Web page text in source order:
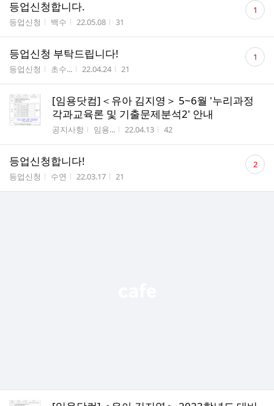
등업신청합니다.
게시판명
등업신청 작성자
백수 작성시간
22.05.08 조회수
31
글 1
등업신청 부탁드립니다!
게시판명
등업신청 작성자
초수... 작성시간
22.04.24 조회수
21
댓
글 1
[임용닷컴]＜유아 김지영＞ 5~6월 '누리과정
각과교육론 및 기출문제분석2' 안내
게시판명
공지사항 작성자
임용... 작성시간
22.04.13 조회수
42
등업신청합니다!
게시판명
등업신청 작성자
수연 작성시간
22.03.17 조회수
21
댓
글 2